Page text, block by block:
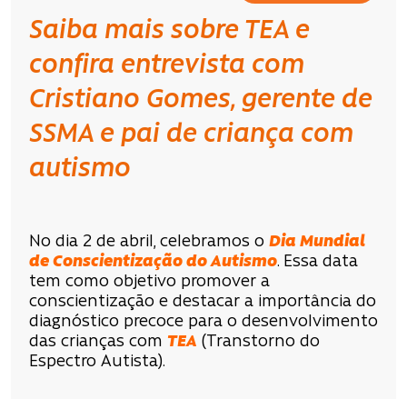
Saiba mais sobre TEA e
confira entrevista com
Cristiano Gomes, gerente de
SSMA e pai de criança com
autismo
No dia 2 de abril, celebramos o Dia Mundial
de Conscientização do Autismo. Essa data
tem como objetivo promover a
conscientização e destacar a importância do
diagnóstico precoce para o desenvolvimento
das crianças com TEA (Transtorno do
Espectro Autista).